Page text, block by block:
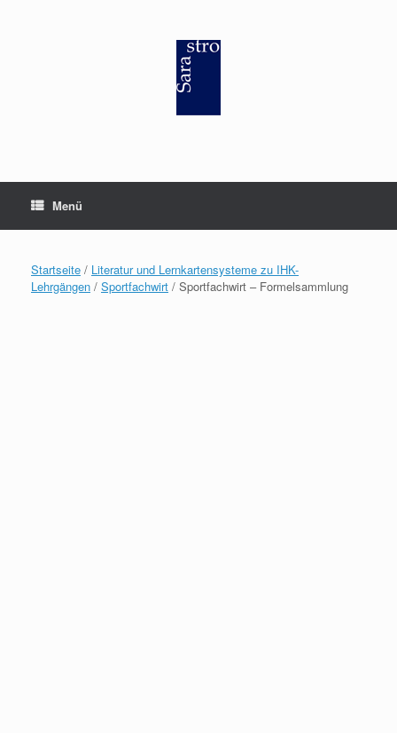
Menü
Startseite / Literatur und Lernkartensysteme zu IHK-
Lehrgängen / Sportfachwirt / Sportfachwirt – Formelsammlung